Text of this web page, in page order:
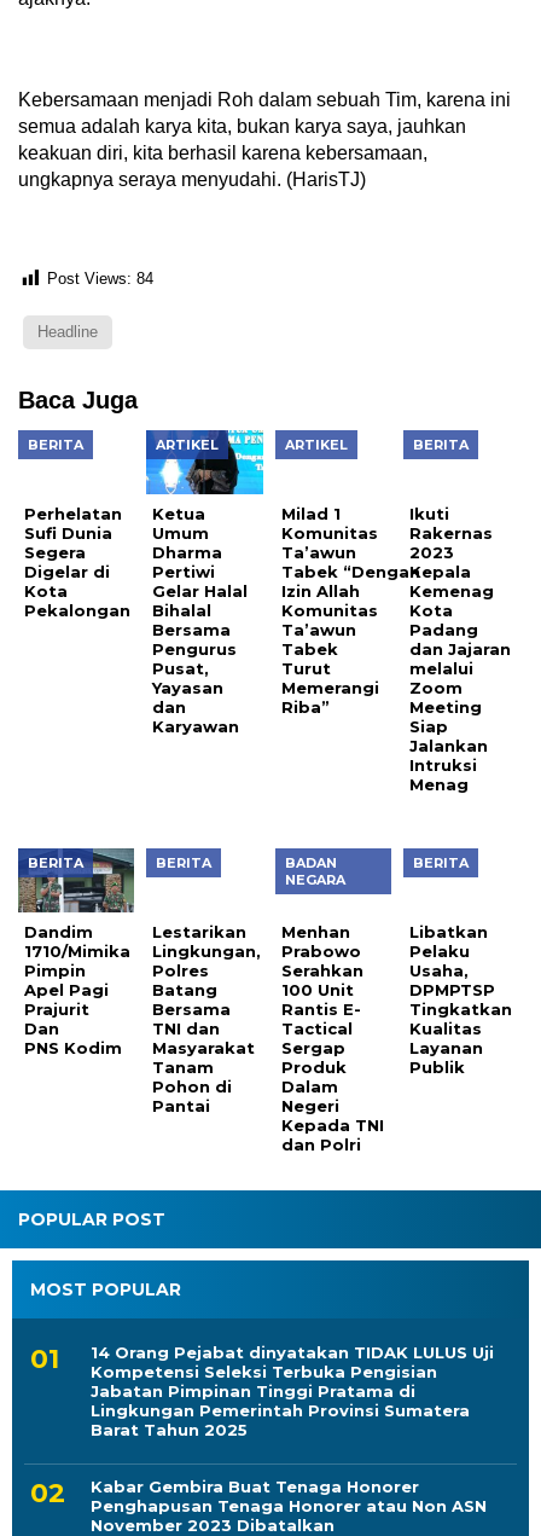
Kebersamaan menjadi Roh dalam sebuah Tim, karena ini
semua adalah karya kita, bukan karya saya, jauhkan
keakuan diri, kita berhasil karena kebersamaan,
ungkapnya seraya menyudahi. (HarisTJ)
Post Views: 84
Headline
Baca Juga
BERITA
Perhelatan
Digelar di
Kota
Pekalongan
ARTIKEL
Ketua
Umum
Dharma
Pertiwi
Gelar Halal
Bihalal
Bersama
Pengurus
Pusat,
Yayasan
dan
Karyawan
ARTIKEL
Milad 1
Komunitas
Ta’awun
Tabek “Dengan
Izin Allah
Komunitas
Ta’awun
Tabek
Turut
Memerangi
Riba”
BERITA
Ikuti
Rakernas
2023
Kepala
Kemenag
Kota
Padang
dan Jajaran
melalui
Zoom
Meeting
Siap
Jalankan
Intruksi
Menag
BERITA
Dandim
1710/Mimika
Pimpin
Apel Pagi
Prajurit
Dan
PNS Kodim
BERITA
Lestarikan
Lingkungan,
Polres
Batang
Bersama
TNI dan
Masyarakat
Tanam
Pohon di
Pantai
BADAN
NEGARA
Menhan
Prabowo
Serahkan
100 Unit
Rantis E-
Tactical
Sergap
Produk
Dalam
Negeri
Kepada TNI
dan Polri
BERITA
Libatkan
Pelaku
Usaha,
DPMPTSP
Tingkatkan
Kualitas
Layanan
Publik
POPULAR POST
MOST POPULAR
14 Orang Pejabat dinyatakan TIDAK LULUS Uji
Kompetensi Seleksi Terbuka Pengisian
Jabatan Pimpinan Tinggi Pratama di
Lingkungan Pemerintah Provinsi Sumatera
Barat Tahun 2025
Kabar Gembira Buat Tenaga Honorer
Penghapusan Tenaga Honorer atau Non ASN
November 2023 Dibatalkan